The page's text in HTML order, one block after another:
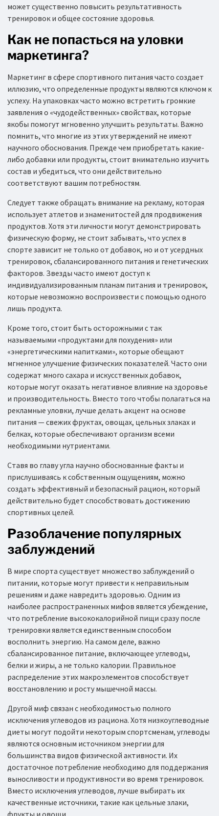
может существенно повысить результативность
тренировок и общее состояние здоровья.
Как не попасться на уловки
маркетинга?
Маркетинг в сфере спортивного питания часто создает
иллюзию, что определенные продукты являются ключом к
успеху. На упаковках часто можно встретить громкие
заявления о «чудодейственных» свойствах, которые
якобы помогут мгновенно улучшить результаты. Важно
помнить, что многие из этих утверждений не имеют
научного обоснования. Прежде чем приобретать какие-
либо добавки или продукты, стоит внимательно изучить
состав и убедиться, что они действительно
соответствуют вашим потребностям.
Следует также обращать внимание на рекламу, которая
использует атлетов и знаменитостей для продвижения
продуктов. Хотя эти личности могут демонстрировать
физическую форму, не стоит забывать, что успех в
спорте зависит не только от добавок, но и от усердных
тренировок, сбалансированного питания и генетических
факторов. Звезды часто имеют доступ к
индивидуализированным планам питания и тренировок,
которые невозможно воспроизвести с помощью одного
лишь продукта.
Кроме того, стоит быть осторожными с так
называемыми «продуктами для похудения» или
«энергетическими напитками», которые обещают
мгненное улучшение физических показателей. Часто они
содержат много сахара и искусственных добавок,
которые могут оказать негативное влияние на здоровье
и производительность. Вместо того чтобы полагаться на
рекламные уловки, лучше делать акцент на основе
питания — свежих фруктах, овощах, цельных злаках и
белках, которые обеспечивают организм всеми
необходимыми нутриентами.
Ставя во главу угла научно обоснованные факты и
прислушиваясь к собственным ощущениям, можно
создать эффективный и безопасный рацион, который
действительно будет способствовать достижению
спортивных целей.
Разоблачение популярных
заблуждений
В мире спорта существует множество заблуждений о
питании, которые могут привести к неправильным
решениям и даже навредить здоровью. Одним из
наиболее распространенных мифов является убеждение,
что потребление высококалорийной пищи сразу после
тренировки является единственным способом
восполнить энергию. На самом деле, важно
сбалансированное питание, включающее углеводы,
белки и жиры, а не только калории. Правильное
распределение этих макроэлементов способствует
восстановлению и росту мышечной массы.
Другой миф связан с необходимостью полного
исключения углеводов из рациона. Хотя низкоуглеводные
диеты могут подойти некоторым спортсменам, углеводы
являются основным источником энергии для
большинства видов физической активности. Их
достаточное потребление необходимо для поддержания
выносливости и продуктивности во время тренировок.
Вместо исключения углеводов, лучше выбирать их
качественные источники, такие как цельные злаки,
фрукты и овощи.